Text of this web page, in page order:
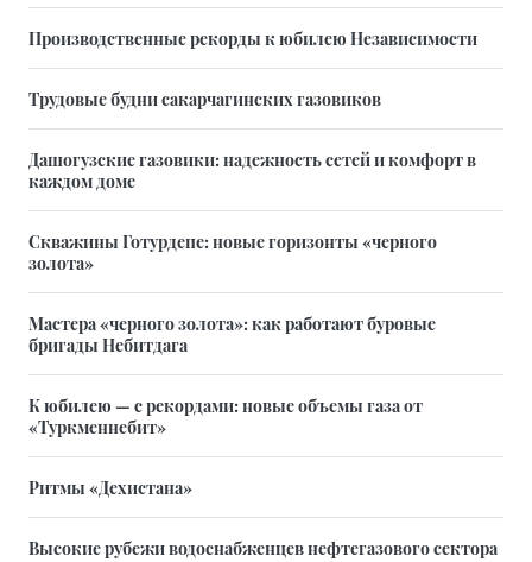
Производственные рекорды к юбилею Независимости
Трудовые будни сакарчагинских газовиков
Дашогузские газовики: надежность сетей и комфорт в
каждом доме
Скважины Готурдепе: новые горизонты «черного
золота»
Мастера «черного золота»: как работают буровые
бригады Небитдага
К юбилею — с рекордами: новые объемы газа от
«Туркменнебит»
Ритмы «Дехистана»
Высокие рубежи водоснабженцев нефтегазового сектора